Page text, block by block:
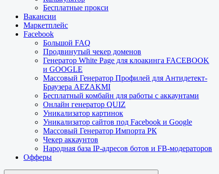
Бесплатные прокси
Вакансии
Маркетплейс
Facebook
Большой FAQ
Продвинутый чекер доменов
Генератор White Page для клоакинга FACEBOOK
и GOOGLE
Массовый Генератор Профилей для Антидетект-
Браузера AEZAKMI
Бесплатный комбайн для работы с аккаунтами
Онлайн генератор QUIZ
Уникализатор картинок
Уникализатор сайтов под Facebook и Google
Массовый Генератор Импорта РК
Чекер аккаунтов
Народная база IP-адресов ботов и FB-модераторов
Офферы